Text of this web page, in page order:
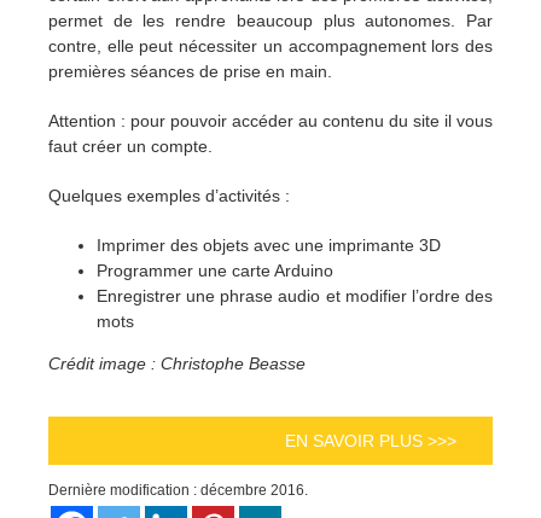
permet de les rendre beaucoup plus autonomes. Par
contre, elle peut nécessiter un accompagnement lors des
premières séances de prise en main.
Attention : pour pouvoir accéder au contenu du site il vous
faut créer un compte.
Quelques exemples d’activités :
Imprimer des objets avec une imprimante 3D
Programmer une carte Arduino
Enregistrer une phrase audio et modifier l’ordre des
mots
Crédit image : Christophe Beasse
EN SAVOIR PLUS >>>
Dernière modification : décembre 2016.